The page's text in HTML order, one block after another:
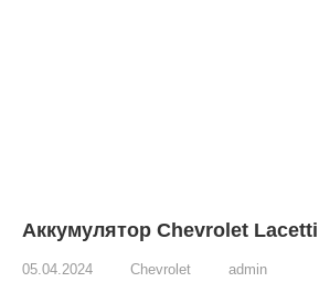
Аккумулятор Chevrolet Lacetti
05.04.2024 Chevrolet admin